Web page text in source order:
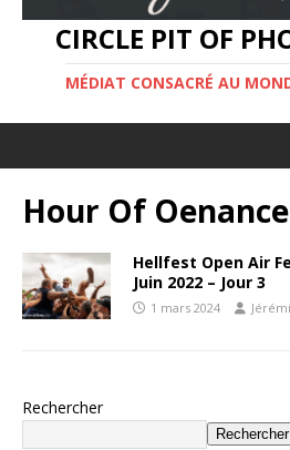
CIRCLE PIT OF
MÉDIAT CONSACRÉ AU
Hour Of Oenance
Hellfest Open Air
Juin 2022 – Jour 3
1 mars 2024
Rechercher
Rechercher